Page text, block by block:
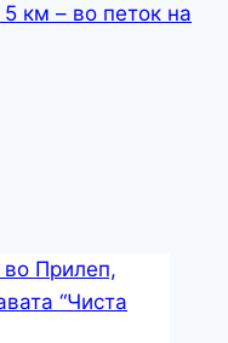
– во петок на